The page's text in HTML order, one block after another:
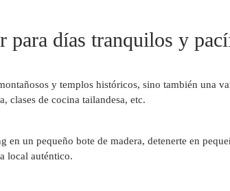
para días tranquilos y
y templos históricos, sino también una
clases de cocina tailandesa, etc.
un pequeño bote de madera, detenerte en
local auténtico.